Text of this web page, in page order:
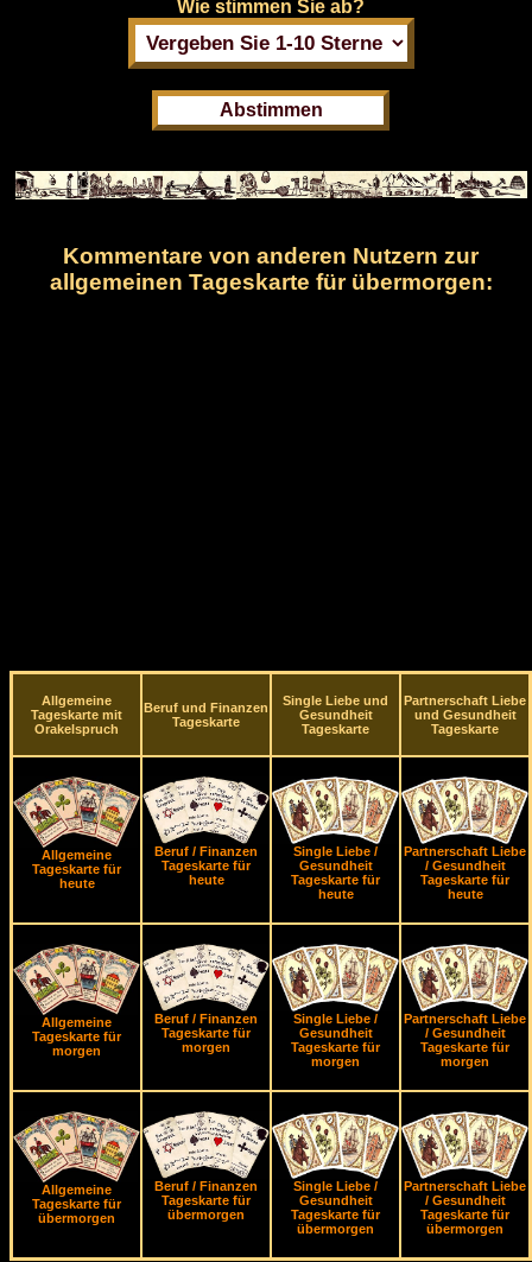
Wie stimmen Sie ab?
Kommentare von anderen Nutzern zur
allgemeinen Tageskarte für übermorgen:
Allgemeine
Tageskarte mit
Orakelspruch
Beruf und Finanzen
Tageskarte
Single Liebe und
Gesundheit
Tageskarte
Partnerschaft Liebe
und Gesundheit
Tageskarte
Allgemeine
Tageskarte für
heute
Beruf / Finanzen
Tageskarte für
heute
Single Liebe /
Gesundheit
Tageskarte für
heute
Partnerschaft Liebe
/ Gesundheit
Tageskarte für
heute
Allgemeine
Tageskarte für
morgen
Beruf / Finanzen
Tageskarte für
morgen
Single Liebe /
Gesundheit
Tageskarte für
morgen
Partnerschaft Liebe
/ Gesundheit
Tageskarte für
morgen
Allgemeine
Tageskarte für
übermorgen
Beruf / Finanzen
Tageskarte für
übermorgen
Single Liebe /
Gesundheit
Tageskarte für
übermorgen
Partnerschaft Liebe
/ Gesundheit
Tageskarte für
übermorgen